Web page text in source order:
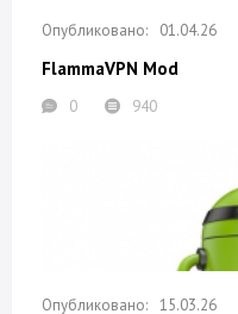
01.04.26
FlammaVPN Mod
0 940
15.03.26